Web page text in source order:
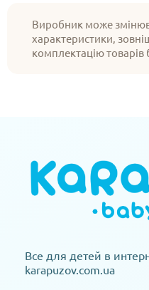
Виробник може
характеристики,
комплектацію
Все для детей в
karapuzov.com.ua